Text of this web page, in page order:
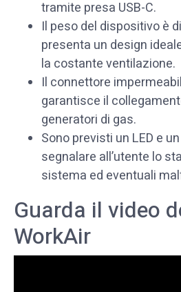
tramite presa USB-C.
Il peso del dispositivo è
presenta un design
la costante ventilazione.
Il connettore
garantisce il
generatori di gas.
Sono previsti un LED e
segnalare all’utente lo
sistema ed eventuali
Guarda il video
WorkAir